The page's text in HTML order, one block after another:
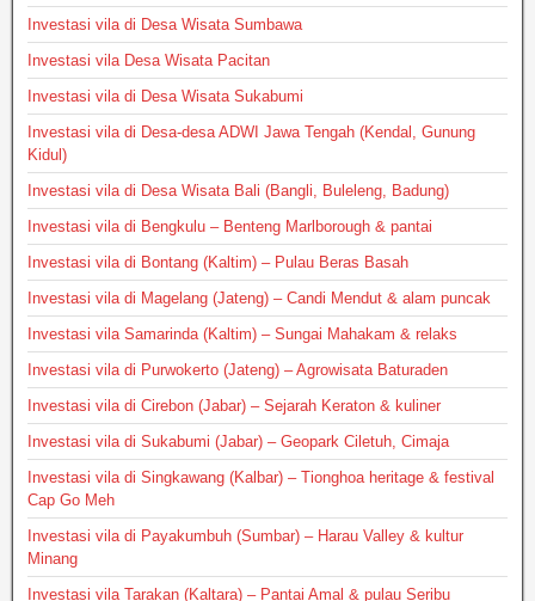
Investasi vila di Desa Wisata Sumbawa
Investasi vila Desa Wisata Pacitan
Investasi vila di Desa Wisata Sukabumi
Investasi vila di Desa-desa ADWI Jawa Tengah (Kendal, Gunung
Kidul)
Investasi vila di Desa Wisata Bali (Bangli, Buleleng, Badung)
Investasi vila di Bengkulu – Benteng Marlborough & pantai
Investasi vila di Bontang (Kaltim) – Pulau Beras Basah
Investasi vila di Magelang (Jateng) – Candi Mendut & alam puncak
Investasi vila Samarinda (Kaltim) – Sungai Mahakam & relaks
Investasi vila di Purwokerto (Jateng) – Agrowisata Baturaden
Investasi vila di Cirebon (Jabar) – Sejarah Keraton & kuliner
Investasi vila di Sukabumi (Jabar) – Geopark Ciletuh, Cimaja
Investasi vila di Singkawang (Kalbar) – Tionghoa heritage & festival
Cap Go Meh
Investasi vila di Payakumbuh (Sumbar) – Harau Valley & kultur
Minang
Investasi vila Tarakan (Kaltara) – Pantai Amal & pulau Seribu